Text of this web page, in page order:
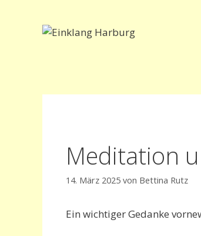
Meditation
14. März 2025 von Bettina Rutz
Ein wichtiger Gedanke